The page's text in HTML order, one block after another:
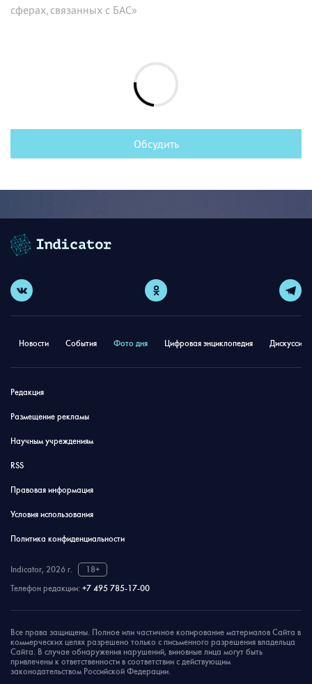
сферах, связанных с БАС»
Обсудить
Новости События Фото дня Цифровая энциклопедия
Редакция
Размещение рекламы
Научным учреждениям
RSS
Правовая информация
Условия использования
Политика конфиденциальности
Indicator, 2026 г.
18+
Телефон редакции: +7 495 785-17-00
Все права защищены. Полное или частичное копирование материалов Сайта в
коммерческих целях разрешено только с письменного разрешения владельца
Сайта. В случае обнаружения нарушений, виновные лица могут быть
привлечены к ответственности в соответствии с действующим
законодательством Российской Федерации.